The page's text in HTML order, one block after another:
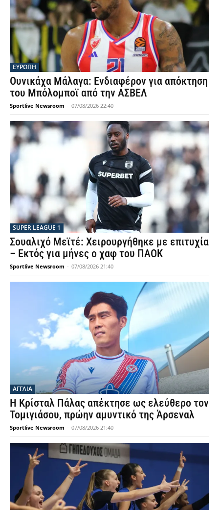
ΕΥΡΩΠΗ
Ουνικάχα Μάλαγα: Ενδιαφέρον για απόκτηση
του Μπόλομποϊ από την ΑΣΒΕΛ
Sportlive Newsroom - 07/08/2026 22:40
SUPER LEAGUE 1
Σουαλιχό Μεϊτέ: Χειρουργήθηκε με επιτυχία
– Εκτός για μήνες ο χαφ του ΠΑΟΚ
Sportlive Newsroom - 07/08/2026 21:40
ΑΓΓΛΙΑ
Η Κρίσταλ Πάλας απέκτησε ως ελεύθερο τον
Τομιγιάσου, πρώην αμυντικό της Άρσεναλ
Sportlive Newsroom - 07/08/2026 21:40